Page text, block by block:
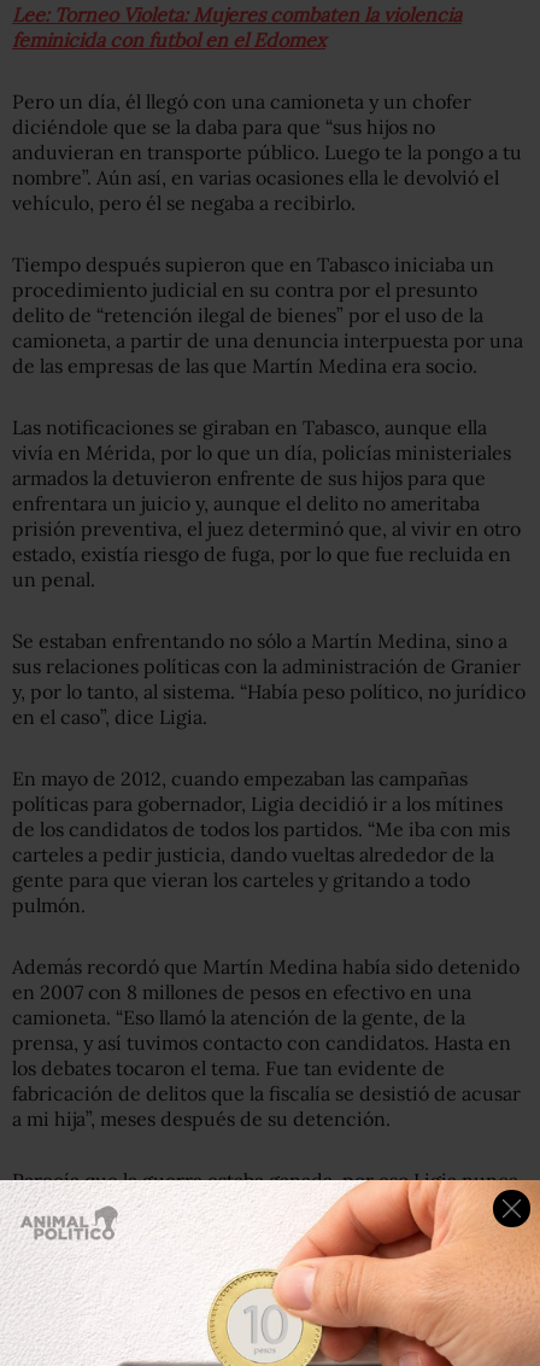
Lee: Torneo Violeta: Mujeres combaten la violencia
feminicida con futbol en el Edomex
Pero un día, él llegó con una camioneta y un chofer
diciéndole que se la daba para que “sus hijos no
anduvieran en transporte público. Luego te la pongo a tu
nombre”. Aún así, en varias ocasiones ella le devolvió el
vehículo, pero él se negaba a recibirlo.
Tiempo después supieron que en Tabasco iniciaba un
procedimiento judicial en su contra por el presunto
delito de “retención ilegal de bienes” por el uso de la
camioneta, a partir de una denuncia interpuesta por una
de las empresas de las que Martín Medina era socio.
Las notificaciones se giraban en Tabasco, aunque ella
vivía en Mérida, por lo que un día, policías ministeriales
armados la detuvieron enfrente de sus hijos para que
enfrentara un juicio y, aunque el delito no ameritaba
prisión preventiva, el juez determinó que, al vivir en otro
estado, existía riesgo de fuga, por lo que fue recluida en
un penal.
Se estaban enfrentando no sólo a Martín Medina, sino a
sus relaciones políticas con la administración de Granier
y, por lo tanto, al sistema. “Había peso político, no jurídico
en el caso”, dice Ligia.
En mayo de 2012, cuando empezaban las campañas
políticas para gobernador, Ligia decidió ir a los mítines
de los candidatos de todos los partidos. “Me iba con mis
carteles a pedir justicia, dando vueltas alrededor de la
gente para que vieran los carteles y gritando a todo
pulmón.
Además recordó que Martín Medina había sido detenido
en 2007 con 8 millones de pesos en efectivo en una
camioneta. “Eso llamó la atención de la gente, de la
prensa, y así tuvimos contacto con candidatos. Hasta en
los debates tocaron el tema. Fue tan evidente de
fabricación de delitos que la fiscalía se desistió de acusar
a mi hija”, meses después de su detención.
Parecía que la guerra estaba ganada, por eso Ligia nunca
dejó el activismo, incluso se unió a la protesta por el caso
de Yakiri Rubio, la joven que en legítima defensa asesinó
al hombre que la violó e intentaba matarla en la Ciudad de
México.
El juez Santiago Ávila Negrón dictó auto de formal prisión